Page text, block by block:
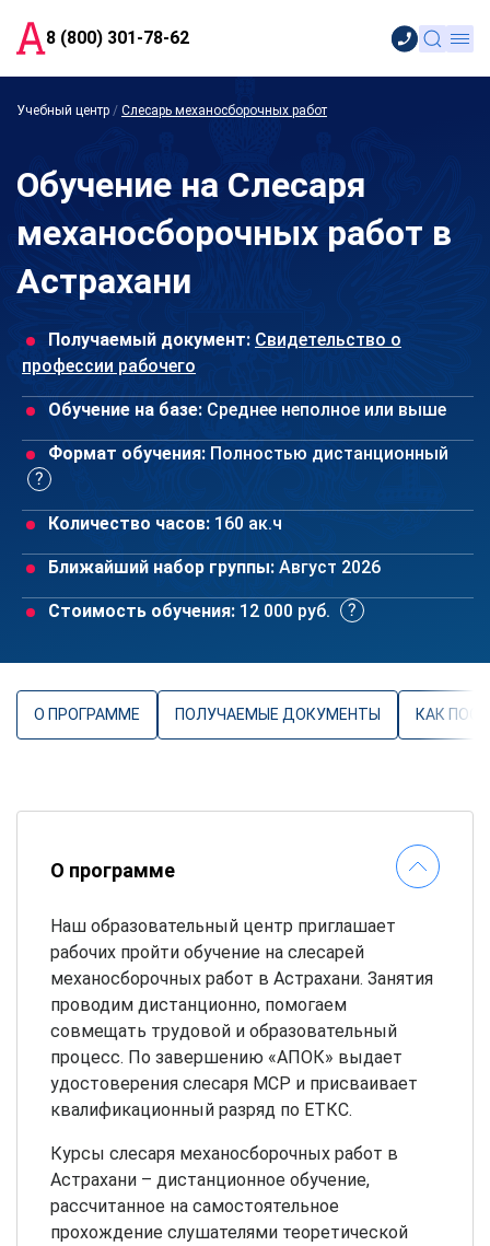
8 (800) 301-78-62
Учебный центр / Слесарь механосборочных работ
Обучение на Слесаря
механосборочных работ в
Астрахани
Получаемый документ: Свидетельство о
профессии рабочего
Обучение на базе: Среднее неполное или выше
Формат обучения: Полностью дистанционный
Количество часов: 160 ак.ч
Ближайший набор группы: Август 2026
Стоимость обучения: 12 000 руб.
О ПРОГРАММЕ ПОЛУЧАЕМЫЕ ДОКУМЕНТЫ КАК
О программе
Наш образовательный центр приглашает
рабочих пройти обучение на слесарей
механосборочных работ в Астрахани. Занятия
проводим дистанционно, помогаем
совмещать трудовой и образовательный
процесс. По завершению «АПОК» выдает
удостоверения слесаря МСР и присваивает
квалификационный разряд по ЕТКС.
Курсы слесаря механосборочных работ в
Астрахани – дистанционное обучение,
рассчитанное на самостоятельное
прохождение слушателями теоретической